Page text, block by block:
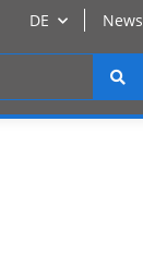
DE News